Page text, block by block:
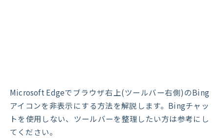
Microsoft Edgeでブラウザ右上(ツールバー右側)のBing
アイコンを非表示にする方法を解説します。Bingチャッ
トを使用しない、ツールバーを整理したい方は参考にし
てください。